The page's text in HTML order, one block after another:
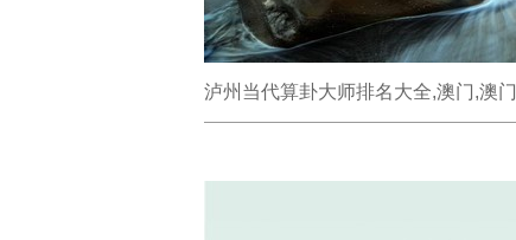
泸州当代算卦大师排名大全,澳门,澳门